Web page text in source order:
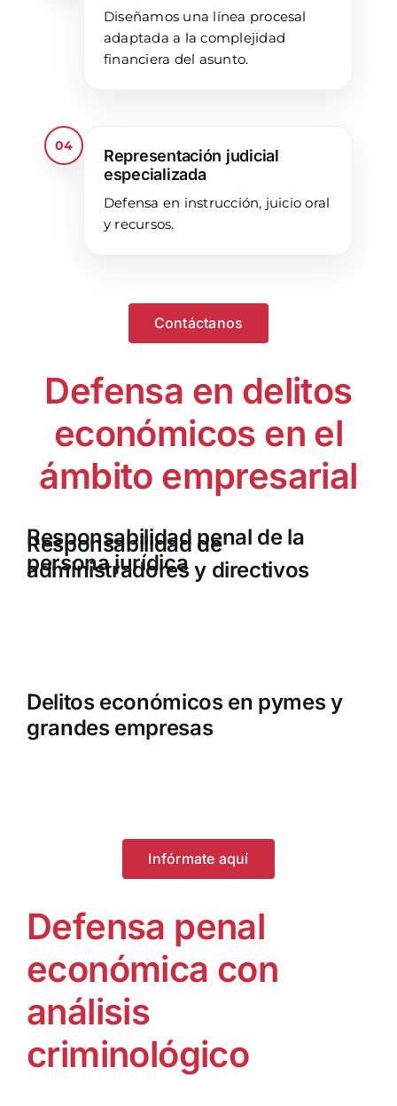
Diseñamos una línea procesal
adaptada a la complejidad
financiera del asunto.
04
Representación judicial
especializada
Defensa en instrucción, juicio oral
y recursos.
Contáctanos
Defensa en delitos
económicos en el
ámbito empresarial
Responsabilidad penal de la
persona jurídica
Responsabilidad de
administradores y directivos
Delitos económicos en pymes y
grandes empresas
Infórmate aquí
Defensa penal
económica con
análisis
criminológico